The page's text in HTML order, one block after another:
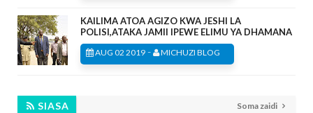
KAILIMA ATOA AGIZO KWA JESHI LA
POLISI,ATAKA JAMII IPEWE ELIMU YA DHAMANA
AUG 02 2019 - MICHUZI BLOG
SIASA Soma zaidi